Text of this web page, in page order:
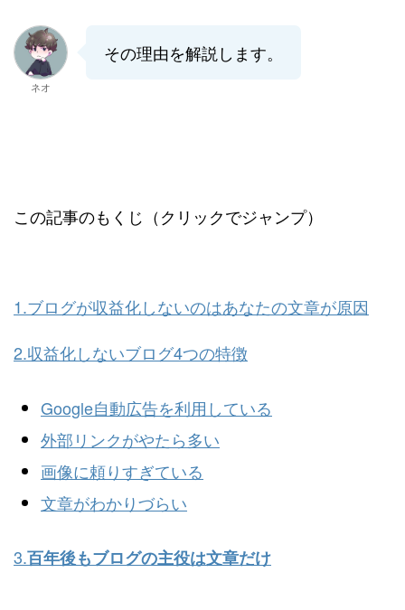
ネオ
その理由を解説します。
この記事のもくじ（クリックでジャンプ）
1.ブログが収益化しないのはあなたの文章が原因
2.収益化しないブログ4つの特徴
Google自動広告を利用している
外部リンクがやたら多い
画像に頼りすぎている
文章がわかりづらい
3.百年後もブログの主役は文章だけ